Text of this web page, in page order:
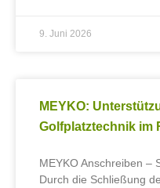
9. Juni 2026
MEYKO:
Golfplatztechnik im
MEYKO Anschreiben –
Durch die Schließung